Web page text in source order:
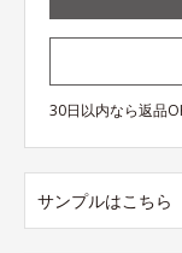
30日以内なら返品
サンプルはこちら